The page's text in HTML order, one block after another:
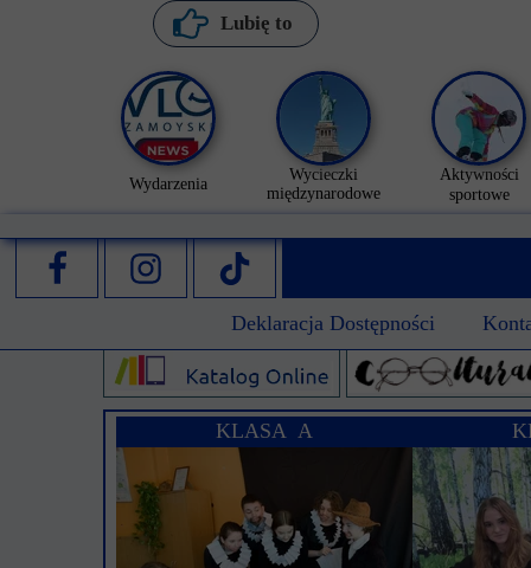
Lubię to
KLASA A
Deklaracja Dostępności
Wydarzenia
Wycieczki
międzynarodowe
Aktywności
sportowe